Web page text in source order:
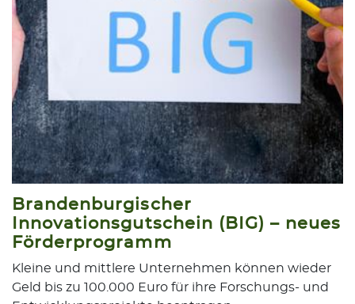
Brandenburgischer
Innovationsgutschein (BIG) – neues
Förderprogramm
Kleine und mittlere Unternehmen können wieder
Geld bis zu 100.000 Euro für ihre Forschungs- und